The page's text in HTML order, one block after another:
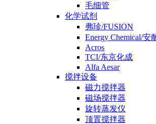
毛细管
化学试剂
弗珍/FUSION
Energy Chemical/安
Acros
TCI/东京化成
Alfa Aesar
搅拌设备
磁力搅拌器
磁场搅拌器
旋转蒸发仪
顶置搅拌器